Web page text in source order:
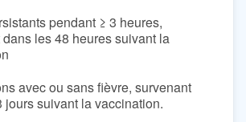
pendant ≥ 3 heures,
les 48 heures suivant la
avec ou sans fièvre, survenant
jours suivant la vaccination.